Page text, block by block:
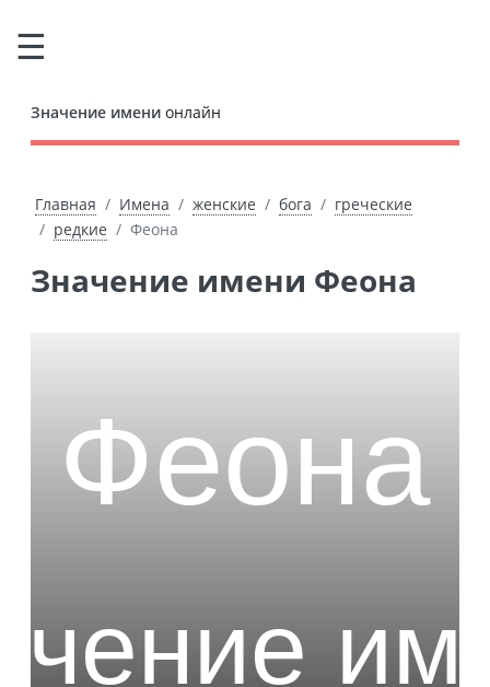
Значение имени онлайн
Главная Имена женские бога
греческие
редкие
Феона
Значение имени Феона